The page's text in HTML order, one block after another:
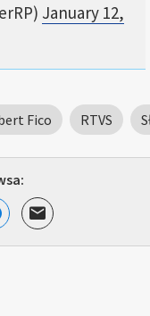
January 12,
Fico RTVS